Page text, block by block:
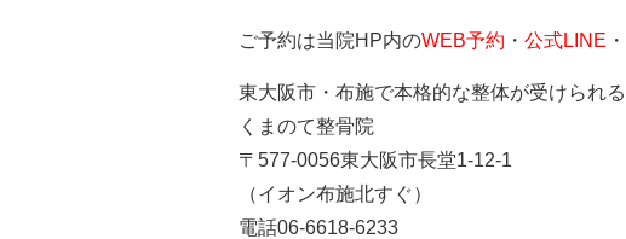
ご予約は当院HP内のWEB予約 ・ 公式LINE ・
東大阪市・布施で本格的な整体が受けられる
くまのて整骨院
〒577-0056東大阪市長堂1-12-1
（イオン布施北すぐ）
電話06-6618-6233